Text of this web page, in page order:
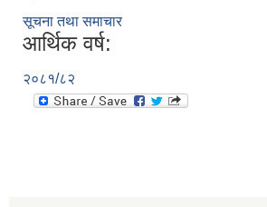
सूचना तथा समाचार
आर्थिक वर्ष:
२०८१/८२